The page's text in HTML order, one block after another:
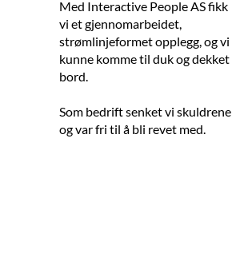
Med Interactive People AS fikk
vi et gjennomarbeidet,
strømlinjeformet opplegg, og vi
kunne komme til duk og dekket
bord.
Som bedrift senket vi skuldrene
og var fri til å bli revet med.